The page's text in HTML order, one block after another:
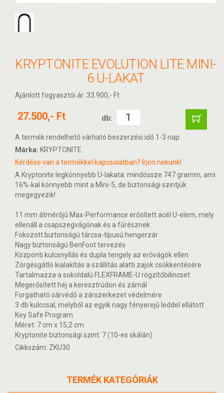
KRYPTONITE EVOLUTION LITE MINI-
6 U-LAKAT
Ajánlott fogyasztói ár: 33.900,- Ft
27.500,- Ft db:
A termék rendelhető várható beszerzési idő 1-3 nap.
Márka: KRYPTONITE
Kérdése van a termékkel kapcsolatban? Írjon nekünk!
A Kryptonite legkönnyebb U-lakata: mindössze 747 gramm, ami
16%-kal könnyebb mint a Mini-5, de biztonsági szintjük
megegyezik!
11 mm átmérőjű Max-Performance erősített acél U-elem, mely
ellenáll a csapszegvágónak és a fűrésznek
Fokozott biztonságú tárcsa-típusú hengerzár
Nagy biztonságú BenFoot tervezés
Központi kulcsnyílás és dupla tengely az erővágók ellen
Zörgésgátló kialakítás a szállítás alatti zajok csökkentésére
Tartalmazza a sokoldalú FLEXFRAME-U rögzítőbilincset
Megerősített héj a keresztrúdon és zárnál
Forgatható sárvédő a zárszerkezet védelmére
3 db kulccsal, melyből az egyik nagy fényerejű leddel ellátott
Key Safe Program
Méret: 7 cm x 15,2 cm
Kryptonite biztonsági szint: 7 (10-es skálán)
Cikkszám: ZKU30
TERMÉK KATEGÓRIÁK